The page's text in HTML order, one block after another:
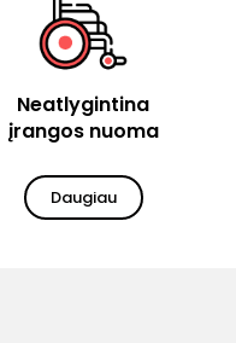
Neatlygintina
įrangos nuoma
Daugiau